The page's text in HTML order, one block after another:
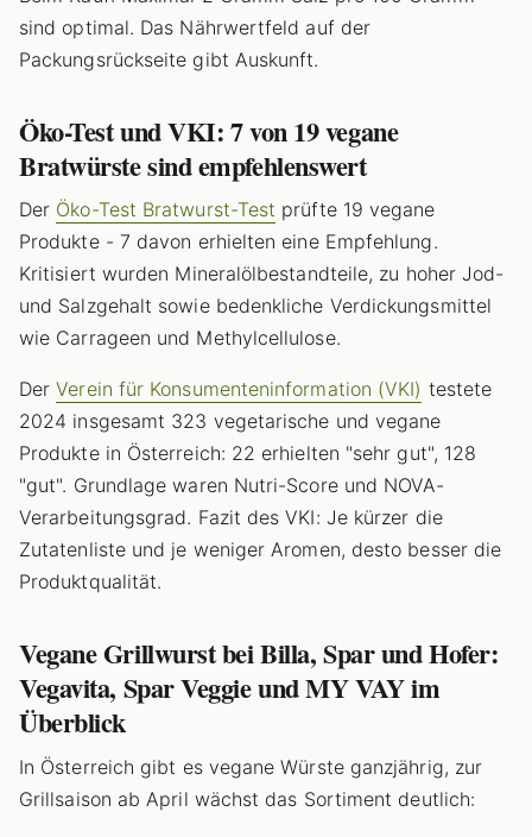
sind optimal. Das Nährwertfeld auf der
Packungsrückseite gibt Auskunft.
Öko-Test und VKI: 7 von 19 vegane
Bratwürste sind empfehlenswert
Der Öko-Test Bratwurst-Test prüfte 19 vegane
Produkte - 7 davon erhielten eine Empfehlung.
Kritisiert wurden Mineralölbestandteile, zu hoher Jod-
und Salzgehalt sowie bedenkliche Verdickungsmittel
wie Carrageen und Methylcellulose.
DerVerein für Konsumenteninformation (VKI) testete
2024 insgesamt 323 vegetarische und vegane
Produkte in Österreich: 22 erhielten "sehr gut", 128
"gut". Grundlage waren Nutri-Score und NOVA-
Verarbeitungsgrad. Fazit des VKI: Je kürzer die
Zutatenliste und je weniger Aromen, desto besser die
Produktqualität.
Vegane Grillwurst bei Billa, Spar und Hofer:
Vegavita, Spar Veggie und MY VAY im
Überblick
In Österreich gibt es vegane Würste ganzjährig, zur
Grillsaison ab April wächst das Sortiment deutlich: